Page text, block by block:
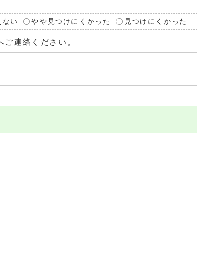
ない やや見つけにくかった 見つけにくかった
連絡ください。